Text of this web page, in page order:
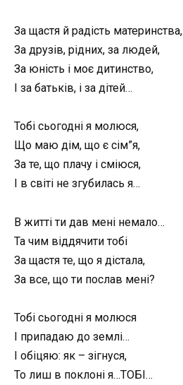
За щастя й радість материнства,
За друзів, рідних, за людей,
За юність і моє дитинство,
І за батьків, і за дітей…
Тобі сьогодні я молюся,
Що маю дім, що є сім”я,
За те, що плачу і сміюся,
І в світі не згубилась я…
В житті ти дав мені немало…
Та чим віддячити тобі
За щастя те, що я дістала,
За все, що ти послав мені?
Тобі сьогодні я молюся
І припадаю до землі…
І обіцяю: як – зігнуся,
То лиш в поклоні я…ТОБІ…